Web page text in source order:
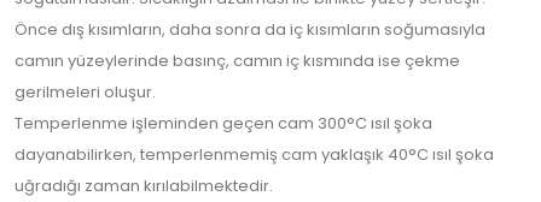
Önce dış kısımların, daha sonra da iç kısımların soğumasıyla
camın yüzeylerinde basınç, camın iç kısmında ise çekme
gerilmeleri oluşur.
Temperlenme işleminden geçen cam 300°C ısıl şoka
dayanabilirken, temperlenmemiş cam yaklaşık 40°C ısıl şoka
uğradığı zaman kırılabilmektedir.